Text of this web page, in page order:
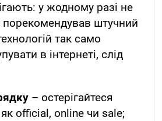
у жодному разі не
штучний
так само
в інтернеті, слід
– остерігайтеся
як official, online чи sale;